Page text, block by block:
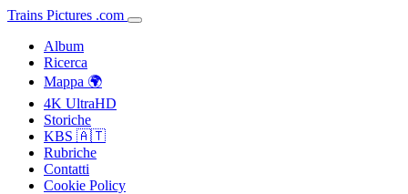
Trains Pictures .com
Album
Ricerca
Mappa 🌍
4K UltraHD
Storiche
KBS 🇦🇹
Rubriche
Contatti
Cookie Policy